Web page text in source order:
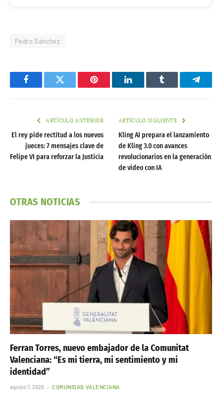
Pedro Sánchez
FacebookTwitter Pinterest LinkedInTumblr
ARTÍCULO ANTERIOR
El rey pide rectitud a los nuevos
jueces: 7 mensajes clave de
Felipe VI para reforzar la Justicia
ARTÍCULO SIGUIENTE
Kling AI prepara el lanzamiento
de Kling 3.0 con avances
revolucionarios en la generación
de vídeo con IA
OTRAS NOTICIAS
Ferran Torres, nuevo embajador de la Comunitat
Valenciana: “Es mi tierra, mi sentimiento y mi
identidad”
agosto 7, 2026 COMUNIDAD VALENCIANA